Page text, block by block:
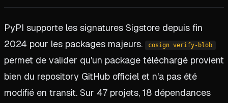
PyPI supporte les signatures Sigstore depuis fin
2024 pour les packages majeurs.
cosign verify-blob
permet de valider qu'un package téléchargé provient
bien du repository GitHub officiel et n'a pas été
modifié en transit. Sur 47 projets, 18 dépendances